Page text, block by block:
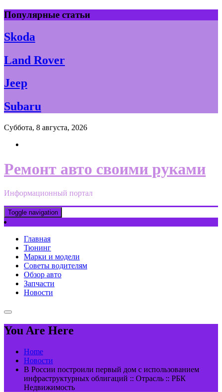
Skip
to
content
Популярные статьи
Skoda
Land Rover
Jeep
Subaru
Суббота, 8 августа, 2026
Ремонт авто своими руками
Информационный портал
Toggle navigation
Главная
Тюнинг
Марки и модели
Советы водителям
Обзор авто
Запчасти
Новости
You Are Here
Home
Новости
В России построили первый дом с использованием
инфраструктурных облигаций :: Отрасль :: РБК
Недвижимость